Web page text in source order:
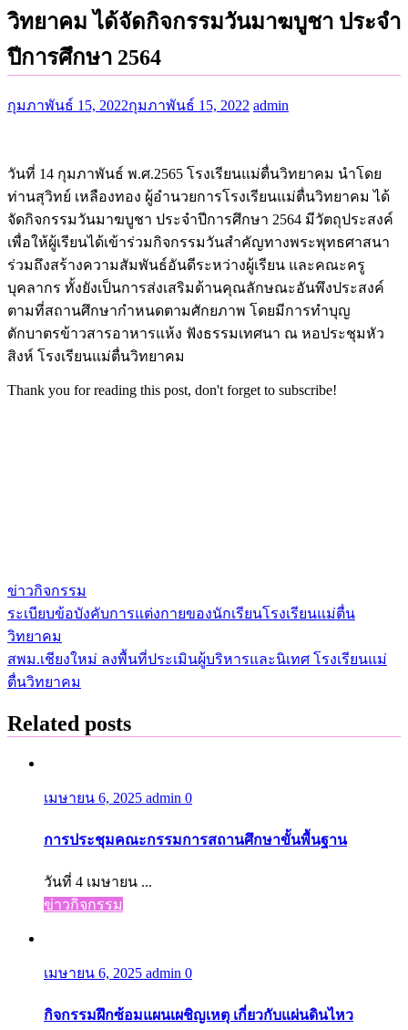
วิทยาคม ได้จัดกิจกรรมวันมาฆบูชา ประจำ
ปีการศึกษา 2564
กุมภาพันธ์ 15, 2022กุมภาพันธ์ 15, 2022 admin
วันที่ 14 กุมภาพันธ์ พ.ศ.2565 โรงเรียนแม่ตื่นวิทยาคม นำโดย
ท่านสุวิทย์ เหลืองทอง ผู้อำนวยการโรงเรียนแม่ตื่นวิทยาคม ได้
จัดกิจกรรมวันมาฆบูชา ประจำปีการศึกษา 2564 มีวัตถุประสงค์
เพื่อให้ผู้เรียนได้เข้าร่วมกิจกรรมวันสำคัญทางพระพุทธศาสนา
ร่วมถึงสร้างความสัมพันธ์อันดีระหว่างผู้เรียน และคณะครู
บุคลากร ทั้งยังเป็นการส่งเสริมด้านคุณลักษณะอันพึงประสงค์
ตามที่สถานศึกษากำหนดตามศักยภาพ โดยมีการทำบุญ
ตักบาตรข้าวสารอาหารแห้ง ฟังธรรมเทศนา ณ หอประชุมหัว
สิงห์ โรงเรียนแม่ตื่นวิทยาคม
Thank you for reading this post, don't forget to subscribe!
ข่าวกิจกรรม
แนะแนว
เรื่อง
ระเบียบข้อบังคับการแต่งกายของนักเรียนโรงเรียนแม่ตื่น
วิทยาคม
สพม.เชียงใหม่ ลงพื้นที่ประเมินผู้บริหารและนิเทศ โรงเรียนแม่
ตื่นวิทยาคม
Related posts
เมษายน 6, 2025 admin 0
การประชุมคณะกรรมการสถานศึกษาขั้นพื้นฐาน
วันที่ 4 เมษายน ...
ข่าวกิจกรรม
เมษายน 6, 2025 admin 0
กิจกรรมฝึกซ้อมแผนเผชิญเหตุ เกี่ยวกับแผ่นดินไหว